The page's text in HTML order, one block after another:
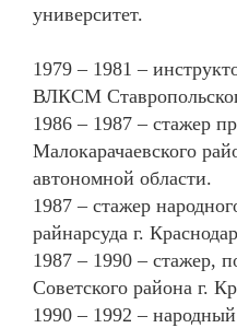
университет.
1979 – 1981 –
ВЛКСМ
1986 – 1987 – стажер
Малокарачаевского
автономной области.
1987 – стажер
райнарсуда г.
1987 – 1990 – стажер,
Советского района г.
1990 – 1992 –